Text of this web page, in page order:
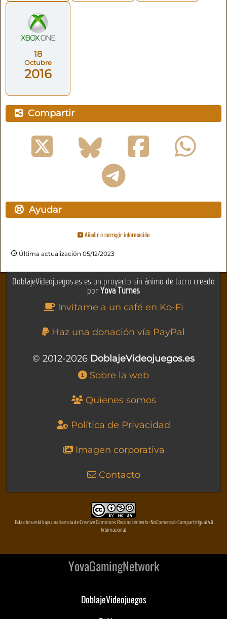
18
Octubre
2016
Compartir
Ayudar
Añadir o corregir información
Última actualización 05/12/2023
DoblajeVideojuegos.es es un proyecto sin ánimo de lucro creado
porYova Turnes
Invítame a un café en Ko-Fi
Haz una donación vía PayPal
© 2012-2026 DoblajeVideojuegos.es
Sobre la web
Quienes somos
Política de Privacidad
Imagen corporativa
Contacto
Esta obra está bajo una licencia de Creative Commons Reconocimiento-NoComercial-CompartirIgual 4.0
Internacional
YovaGamingNetwork
DoblajeVideojuegos